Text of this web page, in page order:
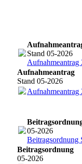
Stand 05-2026
Aufnahmeantrag
Aufnahmeantrag
Stand 05-2026
Aufnahmeantrag
05-2026
Beitragsordnung
Beitragsordnung
05-2026